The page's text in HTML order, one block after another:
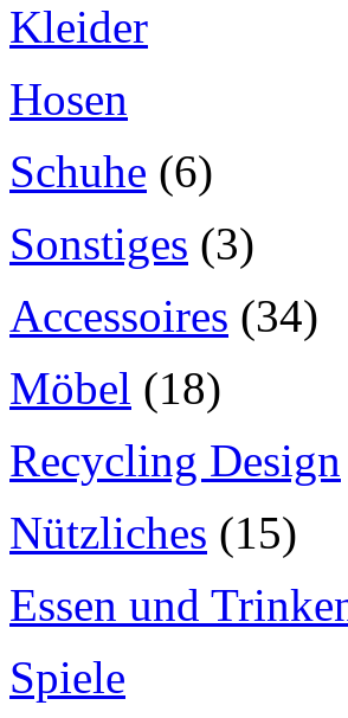
Kleider
Hosen
Schuhe (6)
Sonstiges (3)
Accessoires (34)
Möbel (18)
Recycling Design
Nützliches (15)
Essen und
Spiele